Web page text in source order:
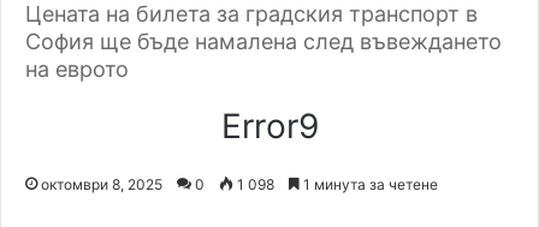
Цената на билета за градския транспорт в
София ще бъде намалена след въвеждането
на еврото
Error9
октомври 8, 2025 0 1 098 1 минута за четене